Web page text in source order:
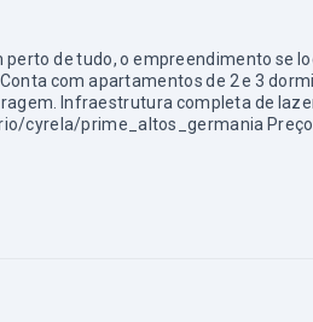
perto de tudo, o empreendimento se
com apartamentos de 2 e 3
Infraestrutura completa de
cyrela/prime_altos_germania Preço